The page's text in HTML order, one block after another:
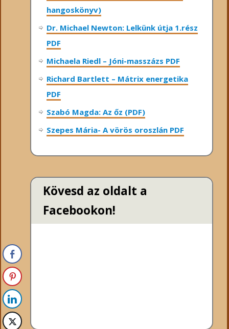
hangoskönyv)
Dr. Michael Newton: Lelkünk útja 1.rész
PDF
Michaela Riedl – Jóni-masszázs PDF
Richard Bartlett – Mátrix energetika
PDF
Szabó Magda: Az őz (PDF)
Szepes Mária- A vörös oroszlán PDF
Kövesd az oldalt a
Facebookon!